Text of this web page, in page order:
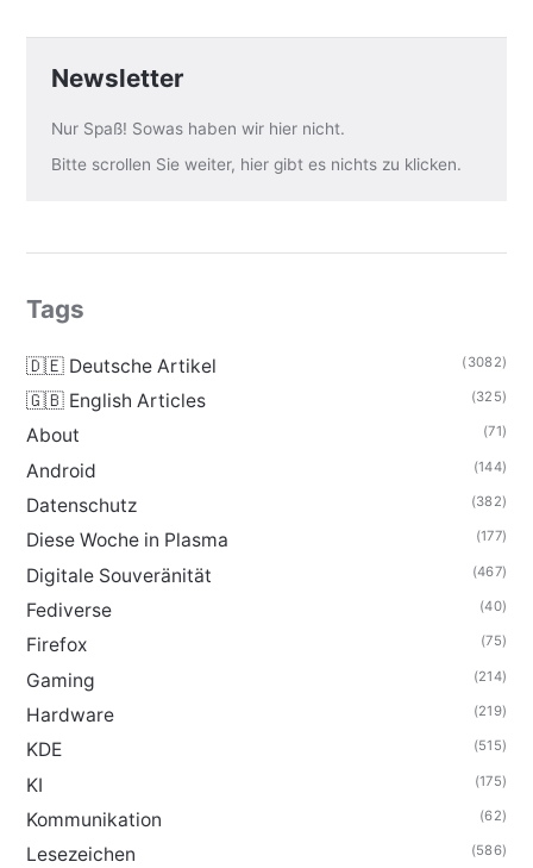
Newsletter
Nur Spaß! Sowas haben wir hier nicht.
Bitte scrollen Sie weiter, hier gibt es nichts zu klicken.
Tags
🇩🇪 Deutsche Artikel (3082)
🇬🇧 English Articles (325)
About (71)
Android (144)
Datenschutz (382)
Diese Woche in Plasma (177)
Digitale Souveränität (467)
Fediverse (40)
Firefox (75)
Gaming (214)
Hardware (219)
KDE (515)
KI (175)
Kommunikation (62)
Lesezeichen (586)